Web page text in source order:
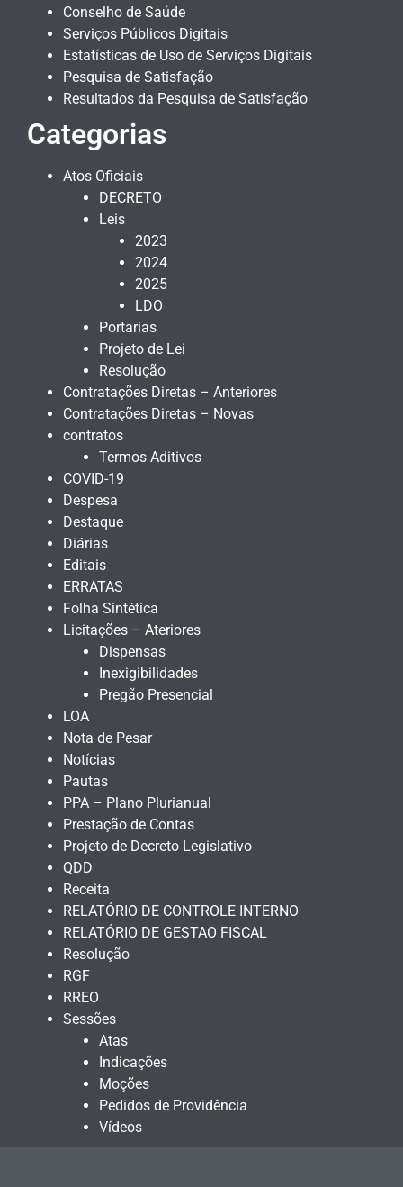
Conselho de Saúde
Serviços Públicos Digitais
Estatísticas de Uso de Serviços Digitais
Pesquisa de Satisfação
Resultados da Pesquisa de Satisfação
Categorias
Atos Oficiais
DECRETO
Leis
2023
2024
2025
LDO
Portarias
Projeto de Lei
Resolução
Contratações Diretas – Anteriores
Contratações Diretas – Novas
contratos
Termos Aditivos
COVID-19
Despesa
Destaque
Diárias
Editais
ERRATAS
Folha Sintética
Licitações – Ateriores
Dispensas
Inexigibilidades
Pregão Presencial
LOA
Nota de Pesar
Notícias
Pautas
PPA – Plano Plurianual
Prestação de Contas
Projeto de Decreto Legislativo
QDD
Receita
RELATÓRIO DE CONTROLE INTERNO
RELATÓRIO DE GESTAO FISCAL
Resolução
RGF
RREO
Sessões
Atas
Indicações
Moções
Pedidos de Providência
Vídeos